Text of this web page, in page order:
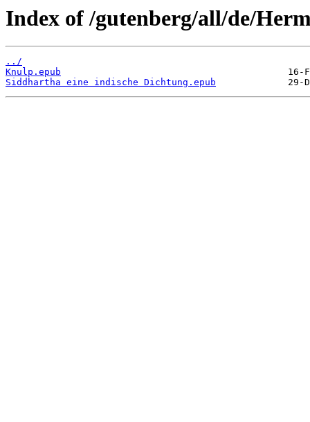
Index of /gutenberg/all/de/
../
Knulp.epub
Siddhartha eine indische Dichtung.epub